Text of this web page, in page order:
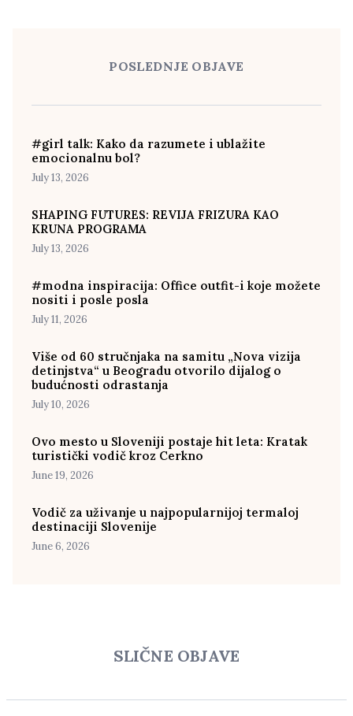
POSLEDNJE OBJAVE
#girl talk: Kako da razumete i ublažite
emocionalnu bol?
July 13, 2026
SHAPING FUTURES: REVIJA FRIZURA KAO
KRUNA PROGRAMA
July 13, 2026
#modna inspiracija: Office outfit-i koje možete
nositi i posle posla
July 11, 2026
Više od 60 stručnjaka na samitu „Nova vizija
detinjstva“ u Beogradu otvorilo dijalog o
budućnosti odrastanja
July 10, 2026
Ovo mesto u Sloveniji postaje hit leta: Kratak
turistički vodič kroz Cerkno
June 19, 2026
Vodič za uživanje u najpopularnijoj termaloj
destinaciji Slovenije
June 6, 2026
SLIČNE OBJAVE